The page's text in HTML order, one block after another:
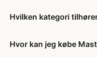
Hvilken kategori
Hvor kan jeg købe